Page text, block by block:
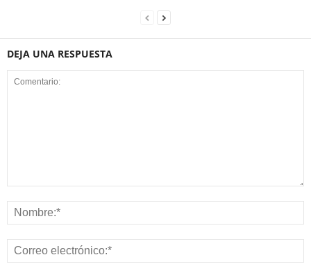
DEJA UNA RESPUESTA